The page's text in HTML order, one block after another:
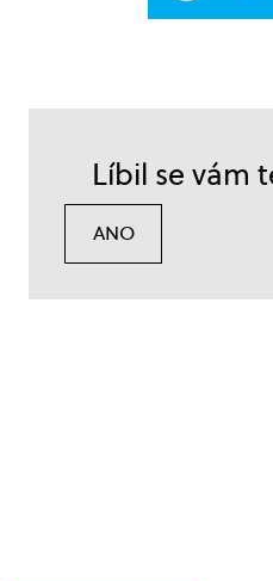
Líbil se vám
ANO